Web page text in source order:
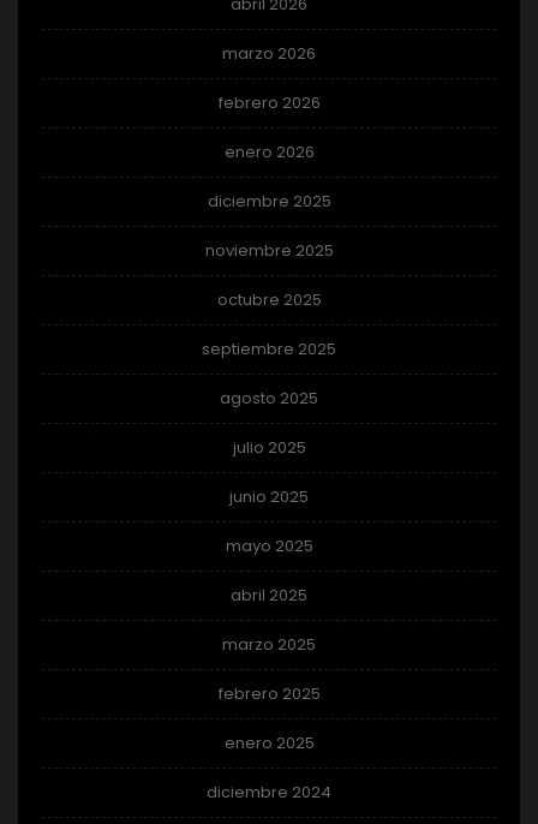
marzo 2026
febrero 2026
enero 2026
diciembre 2025
noviembre 2025
octubre 2025
septiembre 2025
agosto 2025
julio 2025
junio 2025
mayo 2025
abril 2025
marzo 2025
febrero 2025
enero 2025
diciembre 2024